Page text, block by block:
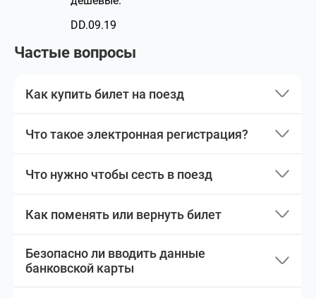
DD.09.19
Частые вопросы
Как купить билет на поезд
Что такое электронная регистрация?
Что нужно чтобы сесть в поезд
Как поменять или вернуть билет
Безопасно ли вводить данные
банковской карты